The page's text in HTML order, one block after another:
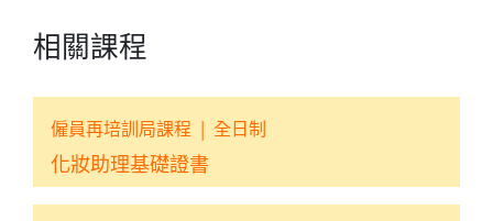
相關課程
僱員再培訓局課程 | 全日制
化妝助理基礎證書